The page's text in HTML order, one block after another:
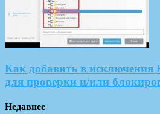
Как добавить в исключения
для проверки и/или
Недавнее